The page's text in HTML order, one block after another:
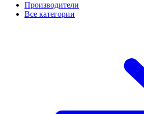
Производители
Все категории